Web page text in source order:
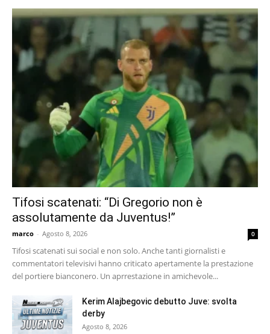
Tifosi scatenati: “Di Gregorio non è
assolutamente da Juventus!”
marco - Agosto 8, 2026 0
Tifosi scatenati sui social e non solo. Anche tanti giornalisti e
commentatori televisivi hanno criticato apertamente la prestazione
del portiere bianconero. Un aprrestazione in amichevole...
Kerim Alajbegovic debutto Juve: svolta
derby
Agosto 8, 2026